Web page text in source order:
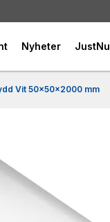
Nyheter JustNu
Vit 50x50x2000 mm